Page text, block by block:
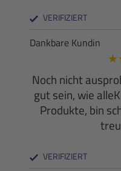
VERIFIZIERT
Dankbare Kundin
★
Noch nicht
gut sein, wie
Produkte, bin
VERIFIZIERT